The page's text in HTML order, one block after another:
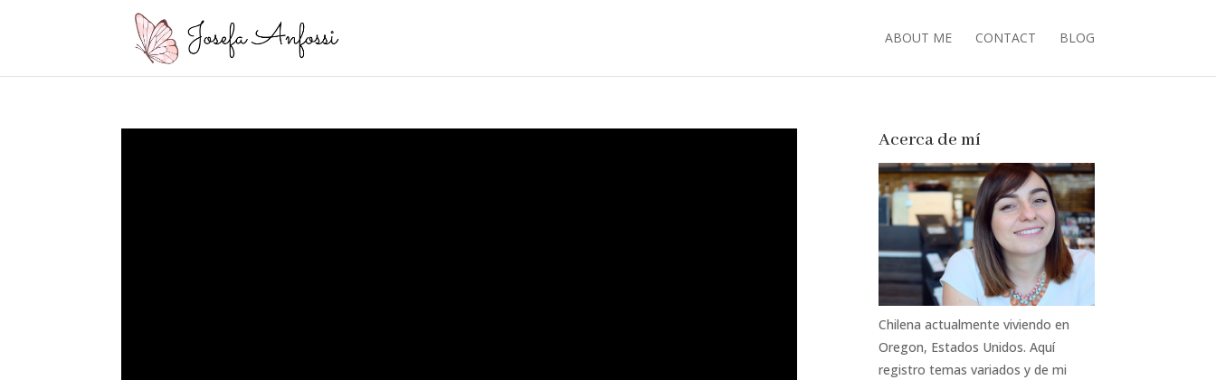
ABOUT ME CONTACT BLOG
Acerca de mí
Chilena actualmente viviendo en
Oregon, Estados Unidos. Aquí
registro temas variados y de mi